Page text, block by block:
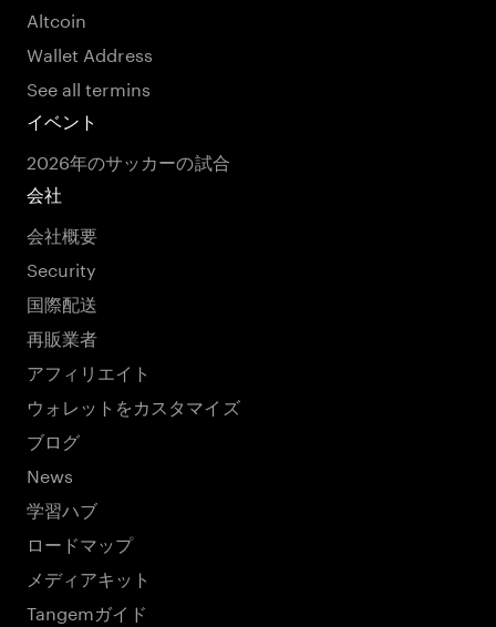
Altcoin
Wallet Address
See all termins
イベント
2026年のサッカーの試合
会社
会社概要
Security
国際配送
再販業者
アフィリエイト
ウォレットをカスタマイズ
ブログ
News
学習ハブ
ロードマップ
メディアキット
Tangemガイド